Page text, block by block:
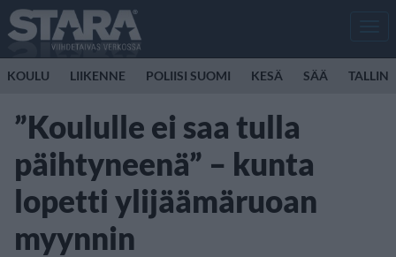
KOULU LIIKENNE POLIISI SUOMI KESÄ SÄÄ
”Koululle ei saa tulla
päihtyneenä” – kunta
lopetti ylijäämäruoan
myynnin